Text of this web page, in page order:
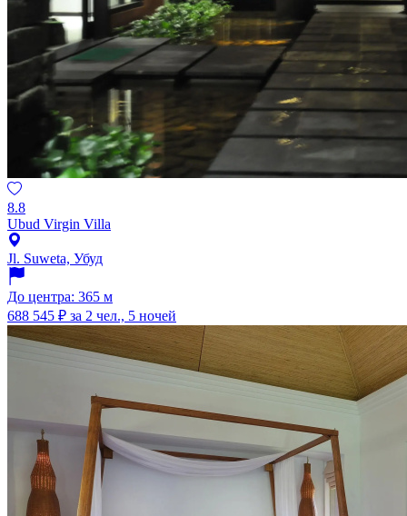
8.8
Ubud Virgin Villa
Jl. Suweta, Убуд
До центра: 365 м
688 545 ₽ за 2 чел., 5 ночей